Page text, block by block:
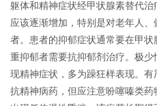
躯体和精神症状经甲状腺素替代
应该逐渐增加，特别是对老年人
者。患者的抑郁症状通常要在甲
重抑郁者需要抗抑郁剂治疗。极
现精神症状，多为躁狂样表现。
抗精神病药，但应注意吩噻嗪类